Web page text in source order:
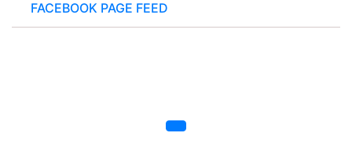
FACEBOOK PAGE FEED